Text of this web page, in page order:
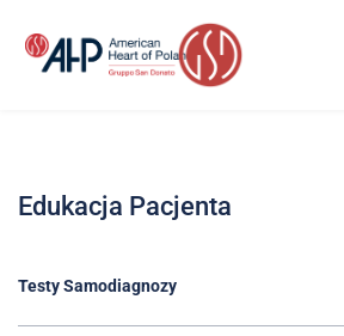
treści
Strefa
Pacjenta
Edukacja
Pacjenta
Edukacja Pacjenta
Testy Samodiagnozy